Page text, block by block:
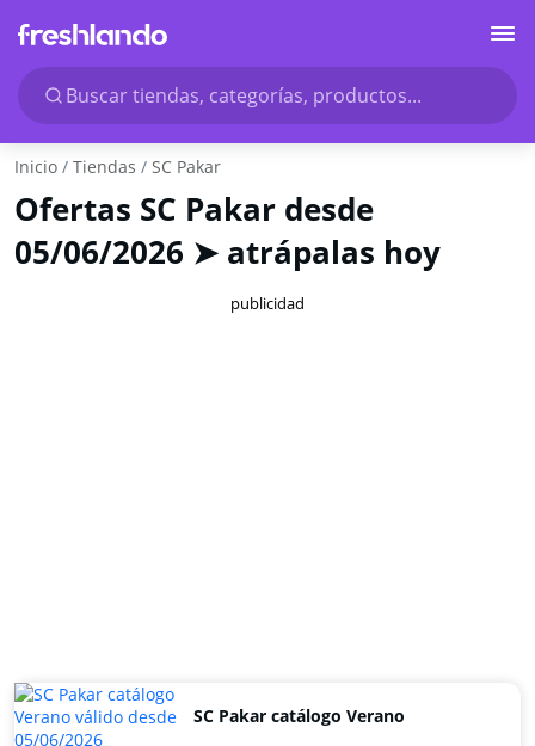
Buscar tiendas, categorías, productos...
Inicio Tiendas SC Pakar
Ofertas SC Pakar desde
05/06/2026 ➤ atrápalas hoy
publicidad
SC Pakar catálogo Verano